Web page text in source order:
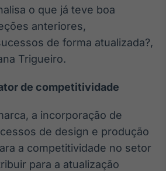
o que já teve boa
anteriores,
de forma atualizada?,
Trigueiro.
de competitividade
a incorporação de
de design e produção
a competitividade no setor
para a atualização